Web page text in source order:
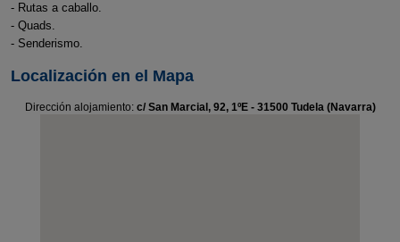
- Rutas a caballo.
- Quads.
- Senderismo.
Localización en el Mapa
Dirección alojamiento: c/ San Marcial, 92, 1ºE - 31500 Tudela (Navarra)